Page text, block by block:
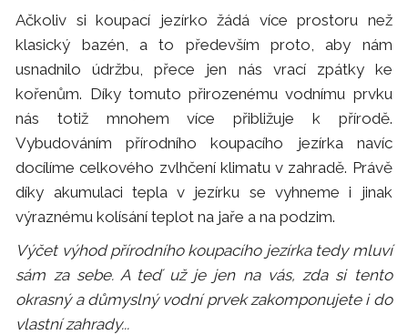
Ačkoliv si koupací jezírko žádá více prostoru než
klasický bazén, a to především proto, aby nám
usnadnilo údržbu, přece jen nás vrací zpátky ke
kořenům. Díky tomuto přirozenému vodnímu prvku
nás totiž mnohem více přibližuje k přírodě.
Vybudováním přírodního koupacího jezírka navíc
docílíme celkového zvlhčení klimatu v zahradě. Právě
díky akumulaci tepla v jezírku se vyhneme i jinak
výraznému kolísání teplot na jaře a na podzim.
Výčet výhod přírodního koupacího jezírka tedy mluví
sám za sebe. A teď už je jen na vás, zda si tento
okrasný a důmyslný vodní prvek zakomponujete i do
vlastní zahrady...